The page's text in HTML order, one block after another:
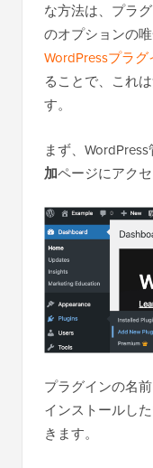
な方法は、プラ
のオプションの
WordPressプラ
ることで、これ
す。
まず、
加ページにアク
プラグインの名
インストールし
きます。